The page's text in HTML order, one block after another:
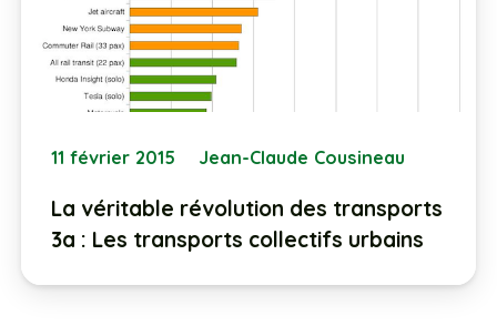
11 février 2015 Jean-Claude Cousineau
La véritable révolution des transports
3a : Les transports collectifs urbains